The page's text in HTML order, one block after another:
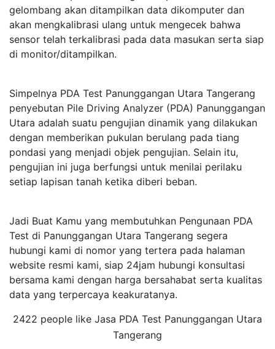
gelombang akan ditampilkan data dikomputer dan
akan mengkalibrasi ulang untuk mengecek bahwa
sensor telah terkalibrasi pada data masukan serta siap
di monitor/ditampilkan.
Simpelnya PDA Test Panunggangan Utara Tangerang
penyebutan Pile Driving Analyzer (PDA) Panunggangan
Utara adalah suatu pengujian dinamik yang dilakukan
dengan memberikan pukulan berulang pada tiang
pondasi yang menjadi objek pengujian. Selain itu,
pengujian ini juga berfungsi untuk menilai perilaku
setiap lapisan tanah ketika diberi beban.
Jadi Buat Kamu yang membutuhkan Pengunaan PDA
Test di Panunggangan Utara Tangerang segera
hubungi kami di nomor yang tertera pada halaman
website resmi kami, siap 24jam hubungi konsultasi
bersama kami dengan harga bersahabat serta kualitas
data yang terpercaya keakuratanya.
2422 people like Jasa PDA Test Panunggangan Utara
Tangerang